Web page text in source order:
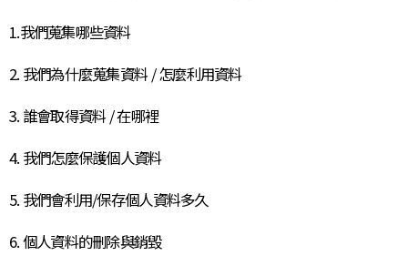
1.我們蒐集哪些資料
2. 我們為什麼蒐集資料 / 怎麼利用資料
3. 誰會取得資料 / 在哪裡
4. 我們怎麼保護個人資料
5. 我們會利用/保存個人資料多久
6. 個人資料的刪除與銷毀